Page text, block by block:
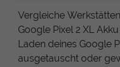
Vergleiche
Google Pixel 2 XL
Laden deines Google
ausgetauscht oder